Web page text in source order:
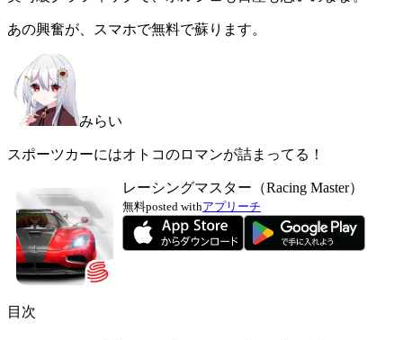
あの興奮が、スマホで無料で蘇ります。
みらい
スポーツカーにはオトコのロマンが詰まってる！
レーシングマスター（Racing Master）
無料posted withアプリーチ
目次